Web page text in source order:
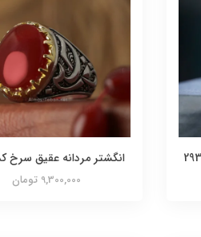
انگشتر مردانه عقیق سرخ کد
9,300,000 تومان